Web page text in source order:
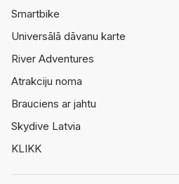
Smartbike
Universālā dāvanu karte
River Adventures
Atrakciju noma
Brauciens ar jahtu
Skydive Latvia
KLIKK